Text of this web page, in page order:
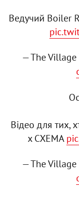
Ведучий Boiler
— The
Відео для тих,
x СХЕМА
— The